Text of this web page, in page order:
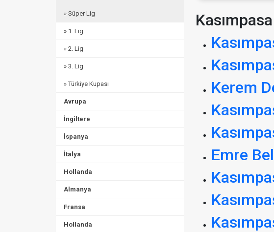
» Süper Lig
» 1. Lig
» 2. Lig
» 3. Lig
» Türkiye Kupası
Avrupa
İngiltere
İspanya
İtalya
Hollanda
Almanya
Fransa
Hollanda
Kerem
Emre